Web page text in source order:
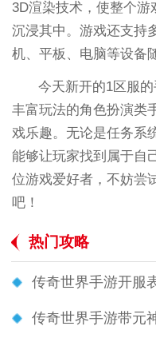
3D渲染技术，使整个
沉浸其中。游戏还支持
机、平板、电脑等设备
今天新开的1区服
丰富玩法的角色扮演类
戏乐趣。无论是任务系
能够让玩家找到属于自
位游戏爱好者，不妨尝
吧！
热门攻略
传奇世界手游开服
传奇世界手游带元